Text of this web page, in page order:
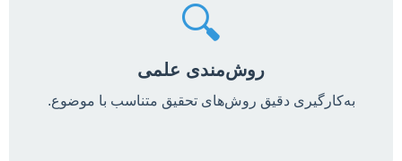
🔍
روش‌مندی علمی
به‌کارگیری دقیق روش‌های تحقیق متناسب با موضوع.